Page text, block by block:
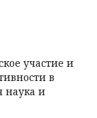
участие и
в
наука и